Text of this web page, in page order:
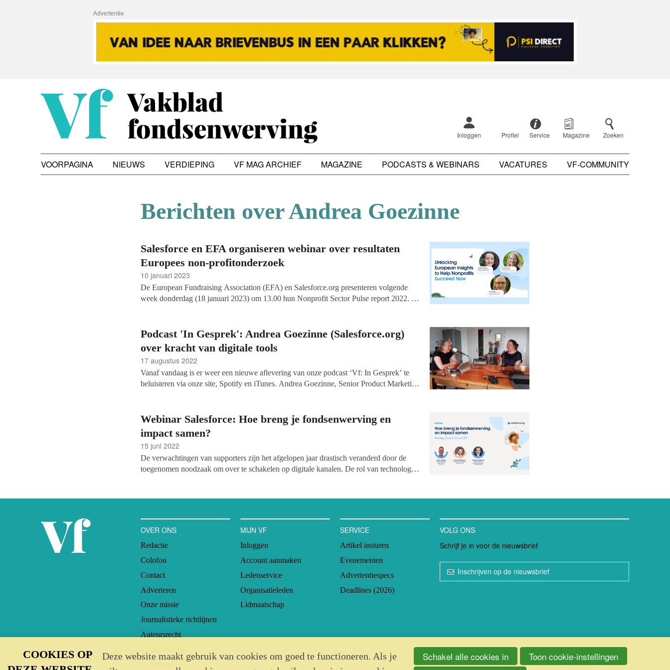
Advertentie
Inloggen Profiel Service Magazine Zoeken
VOORPAGINA NIEUWS VERDIEPING VF MAG ARCHIEF MAGAZINE PODCASTS & WEBINARS VACATURES VF-COMMUNITY
Berichten over Andrea Goezinne
Salesforce en EFA organiseren webinar over resultaten
Europees non-profitonderzoek
10 januari 2023
De European Fundraising Association (EFA) en Salesforce.org presenteren volgende
week donderdag (18 januari 2023) om 13.00 hun Nonprofit Sector Pulse report 2022. In
mee te maken heeft. Het webinar is gratis te volgen.
Podcast 'In Gesprek': Andrea Goezinne (Salesforce.org)
over kracht van digitale tools
17 augustus 2022
Vanaf vandaag is er weer een nieuwe aflevering van onze podcast ‘Vf: In Gesprek’ te
beluisteren via onze site, Spotify en iTunes. Andrea Goezinne, Senior Product Marketing
Webinar Salesforce: Hoe breng je fondsenwerving en
impact samen?
15 juni 2022
De verwachtingen van supporters zijn het afgelopen jaar drastisch veranderd door de
toegenomen noodzaak om over te schakelen op digitale kanalen. De rol van technologie
OVER ONS
Redactie
Colofon
Contact
Adverteren
Onze missie
Journalistieke richtlijnen
Auteursrecht
MIJN VF
Inloggen
Account aanmaken
Ledenservice
Organisatieleden
Lidmaatschap
SERVICE
Artikel insturen
Evenementen
Advertentiespecs
Deadlines (2026)
VOLG ONS
Schrijf je in voor de nieuwsbrief
Inschrijven op de nieuwsbrief
COOKIES OP
Deze website maakt gebruik van cookies om goed te functioneren. Als je
Schakel alle cookies in
Toon cookie-instellingen